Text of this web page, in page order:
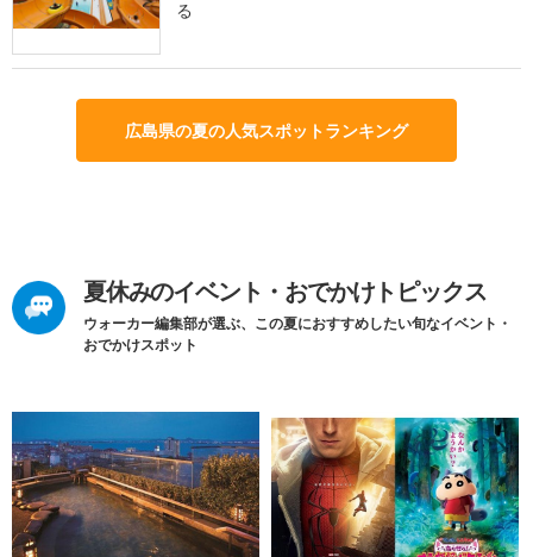
る
広島県の夏の人気スポットランキング
夏休みのイベント・おでかけトピックス
ウォーカー編集部が選ぶ、この夏におすすめしたい旬なイベント・
おでかけスポット